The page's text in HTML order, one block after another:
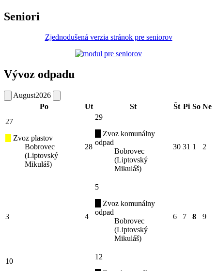
Seniori
Zjednodušená verzia stránok pre seniorov
Vývoz odpadu
August2026
Po
Ut St Št Pi So Ne
27
Zvoz plastov
Bobrovec
(Liptovský
Mikuláš)
28
29
Zvoz komunálny
odpad
Bobrovec
(Liptovský
Mikuláš)
30 31 1 2
3 4
5
Zvoz komunálny
odpad
Bobrovec
(Liptovský
Mikuláš)
6 7 8 9
10
12